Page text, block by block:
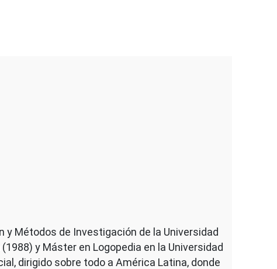
y Métodos de Investigación de la Universidad
y Máster en Logopedia en la Universidad
dirigido sobre todo a América Latina, donde